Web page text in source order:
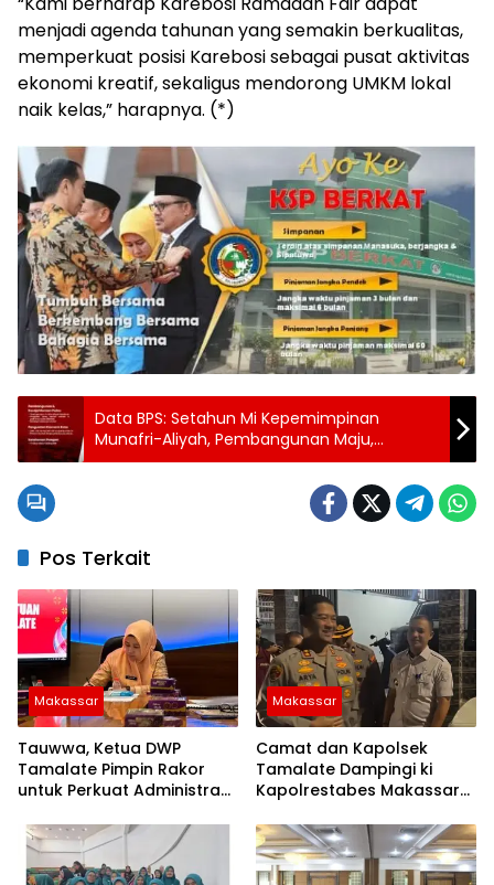
menjadi agenda tahunan yang semakin berkualitas,
memperkuat posisi Karebosi sebagai pusat aktivitas
ekonomi kreatif, sekaligus mendorong UMKM lokal
naik kelas,” harapnya. (*)
Data BPS: Setahun Mi Kepemimpinan
Munafri-Aliyah, Pembangunan Maju,
Ekonomi Tumbuh & Kesejahteraan
Pos Terkait
Makassar
Tauwwa, Ketua DWP
Tamalate Pimpin Rakor
untuk Perkuat Administrasi
Makassar
Camat dan Kapolsek
Tamalate Dampingi ki
Kapolrestabes Makassar
Sembako di Bontoduri